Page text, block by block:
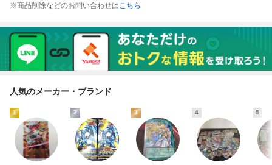
※商品削除などのお問い合わせはこちら
人気のメーカー・ブランド
1 2 3 4 5